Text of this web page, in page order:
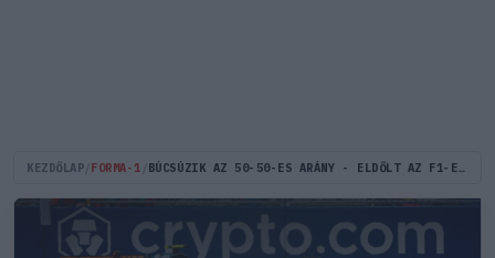
KEZDŐLAP FORMA-1 BÚCSÚZIK AZ 50-50-ES ARÁNY - ELDŐLT AZ F1-ES MOTORSZABÁLYOK SORSA - HIVATALOS!